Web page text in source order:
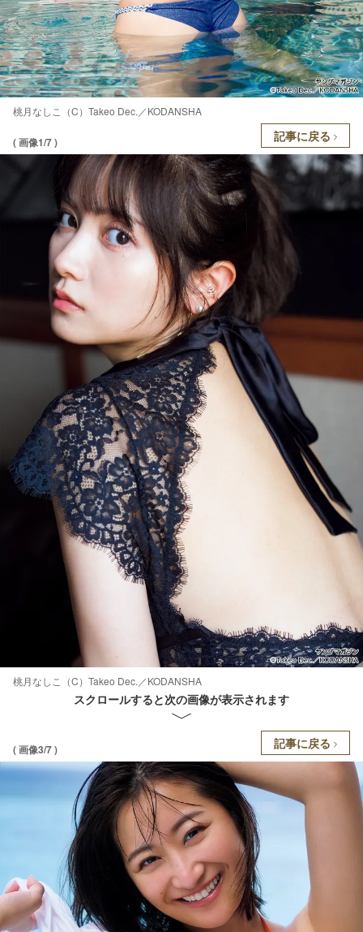
桃月なしこ（C）Takeo Dec.／KODANSHA
( 画像1/7 ) 記事に戻る
桃月なしこ（C）Takeo Dec.／KODANSHA
スクロールすると次の画像が表示されます
( 画像3/7 ) 記事に戻る